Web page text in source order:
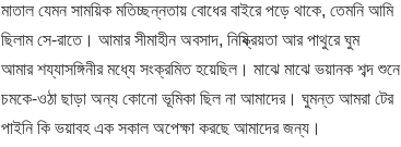
মাতাল যেমন সাময়িক মতিচ্ছন্নতায় বোধের বাইরে পড়ে থাকে, তেমনি আমি
ছিলাম সে-রাতে। আমার সীমাহীন অবসাদ, নিষ্ক্রিয়তা আর পাথুরে ঘুম
আমার শয্যাসঙ্গিনীর মধ্যে সংক্রমিত হয়েছিল। মাঝে মাঝে ভয়ানক শব্দ শুনে
চমকে-ওঠা ছাড়া অন্য কোনো ভূমিকা ছিল না আমাদের। ঘুমন্ত আমরা টের
পাইনি কি ভয়াবহ এক সকাল অপেক্ষা করছে আমাদের জন্য।